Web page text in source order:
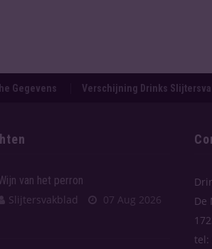
Gegevens Verschijning Drinks
van het perron
Slijtersvakblad
07 Aug 2026
De
tel: